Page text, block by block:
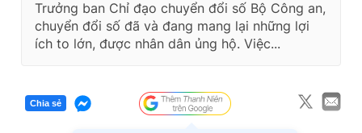
Trưởng ban Chỉ đạo chuyển đổi số Bộ Công an,
chuyển đổi số đã và đang mang lại những lợi
ích to lớn, được nhân dân ủng hộ. Việc...
Chia sẻ